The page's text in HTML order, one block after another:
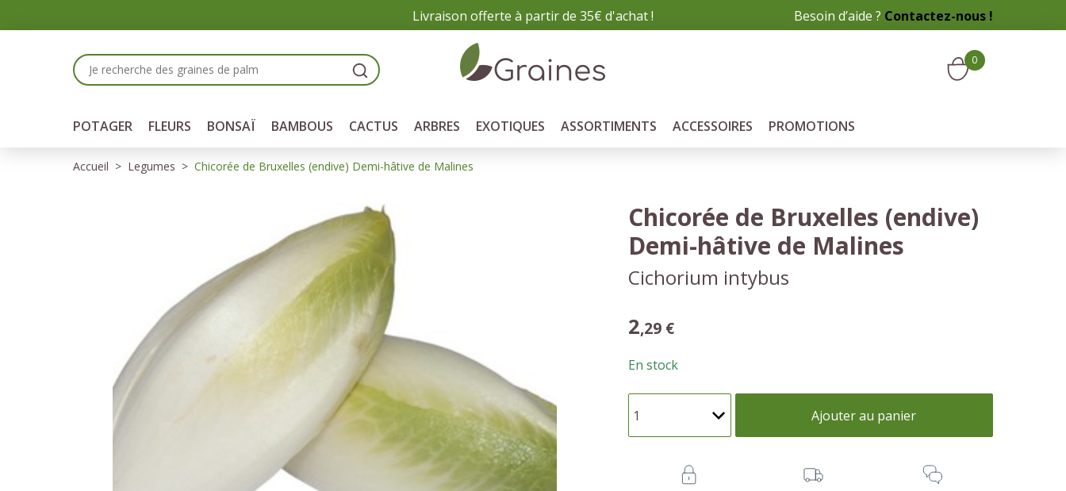
Livraison offerte à partir de 35€ d'achat ! Besoin d’aide ? Contactez-nous !
0
POTAGER FLEURS BONSAÏ BAMBOUS CACTUS ARBRES EXOTIQUES ASSORTIMENTS ACCESSOIRES PROMOTIONS
Accueil Legumes Chicorée de Bruxelles (endive) Demi-hâtive de Malines
Chicorée de Bruxelles (endive)
Demi-hâtive de Malines
Cichorium intybus
2,29 €
En stock
Ajouter au panier